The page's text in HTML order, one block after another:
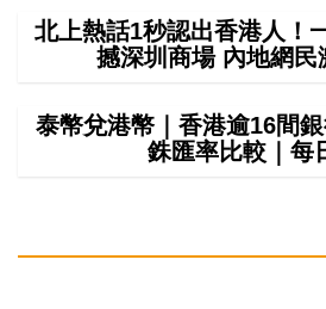
北上熱話1秒認出香港人！
撼深圳商場 內地網民
泰幣兌港幣｜香港逾16間
銖匯率比較｜每